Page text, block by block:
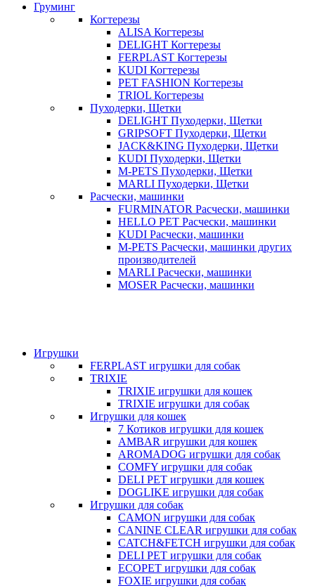
Груминг
Когтерезы
ALISA Когтерезы
DELIGHT Когтерезы
FERPLAST Когтерезы
KUDI Когтерезы
PET FASHION Когтерезы
TRIOL Когтерезы
Пуходерки, Щетки
DELIGHT Пуходерки, Щетки
GRIPSOFT Пуходерки, Щетки
JACK&KING Пуходерки, Щетки
KUDI Пуходерки, Щетки
M-PETS Пуходерки, Щетки
MARLI Пуходерки, Щетки
Расчески, машинки
FURMINATOR Расчески, машинки
HELLO PET Расчески, машинки
KUDI Расчески, машинки
M-PETS Расчески, машинки других
производителей
MARLI Расчески, машинки
MOSER Расчески, машинки
Игрушки
FERPLAST игрушки для собак
TRIXIE
TRIXIE игрушки для кошек
TRIXIE игрушки для собак
Игрушки для кошек
7 Котиков игрушки для кошек
AMBAR игрушки для кошек
AROMADOG игрушки для собак
COMFY игрушки для собак
DELI PET игрушки для кошек
DOGLIKE игрушки для собак
Игрушки для собак
CAMON игрушки для собак
CANINE CLEAR игрушки для собак
CATCH&FETCH игрушки для собак
DELI PET игрушки для собак
ECOPET игрушки для собак
FOXIE игрушки для собак